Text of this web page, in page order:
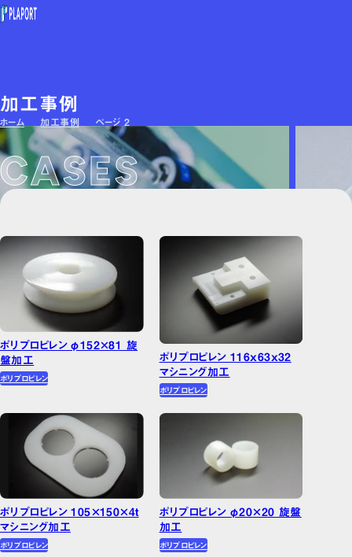
提供価値
同業パートナー募集
加工事例
加工技術
対応素材
塩ビ/PVC
アクリル
PET
ポリエチレン/PE
ABS
MCナイロン
POM・ジュラコン®
加工事例
CASES
ホーム 加工事例 ページ 2
ポリプロピレン φ152×81 旋
盤加工
ポリプロピレン
ポリプロピレン 116x63x32
マシニング加工
ポリプロピレン
ポリプロピレン 105×150×4t
マシニング加工
ポリプロピレン
ポリプロピレン φ20×20 旋盤
加工
ポリプロピレン